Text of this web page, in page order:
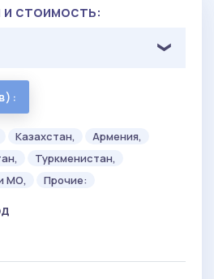
стоимость:
Казахстан,
Армения,
Туркменистан,
МО, Прочие: